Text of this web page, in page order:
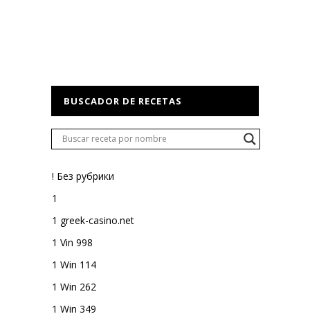
BUSCADOR DE RECETAS
! Без рубрики
1
1 greek-casino.net
1 Vin 998
1 Win 114
1 Win 262
1 Win 349